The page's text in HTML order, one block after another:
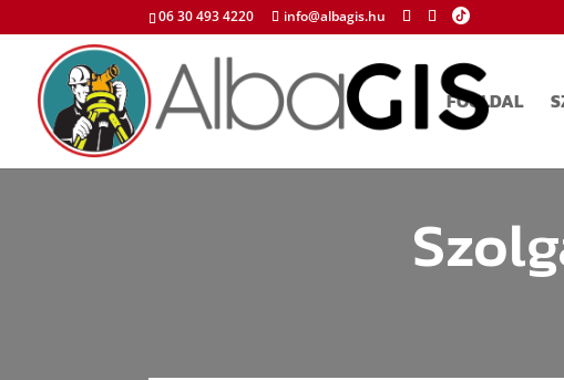
06 30 493 4220 info@albagis.hu
FŐOLDAL